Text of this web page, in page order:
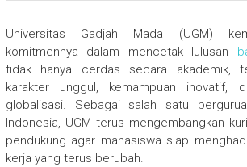
Universitas Gadjah Mada (UGM)
komitmennya dalam mencetak lulusan
tidak hanya cerdas secara akademik,
karakter unggul, kemampuan inovatif,
globalisasi. Sebagai salah satu
Indonesia, UGM terus mengembangkan
pendukung agar mahasiswa siap
kerja yang terus berubah.